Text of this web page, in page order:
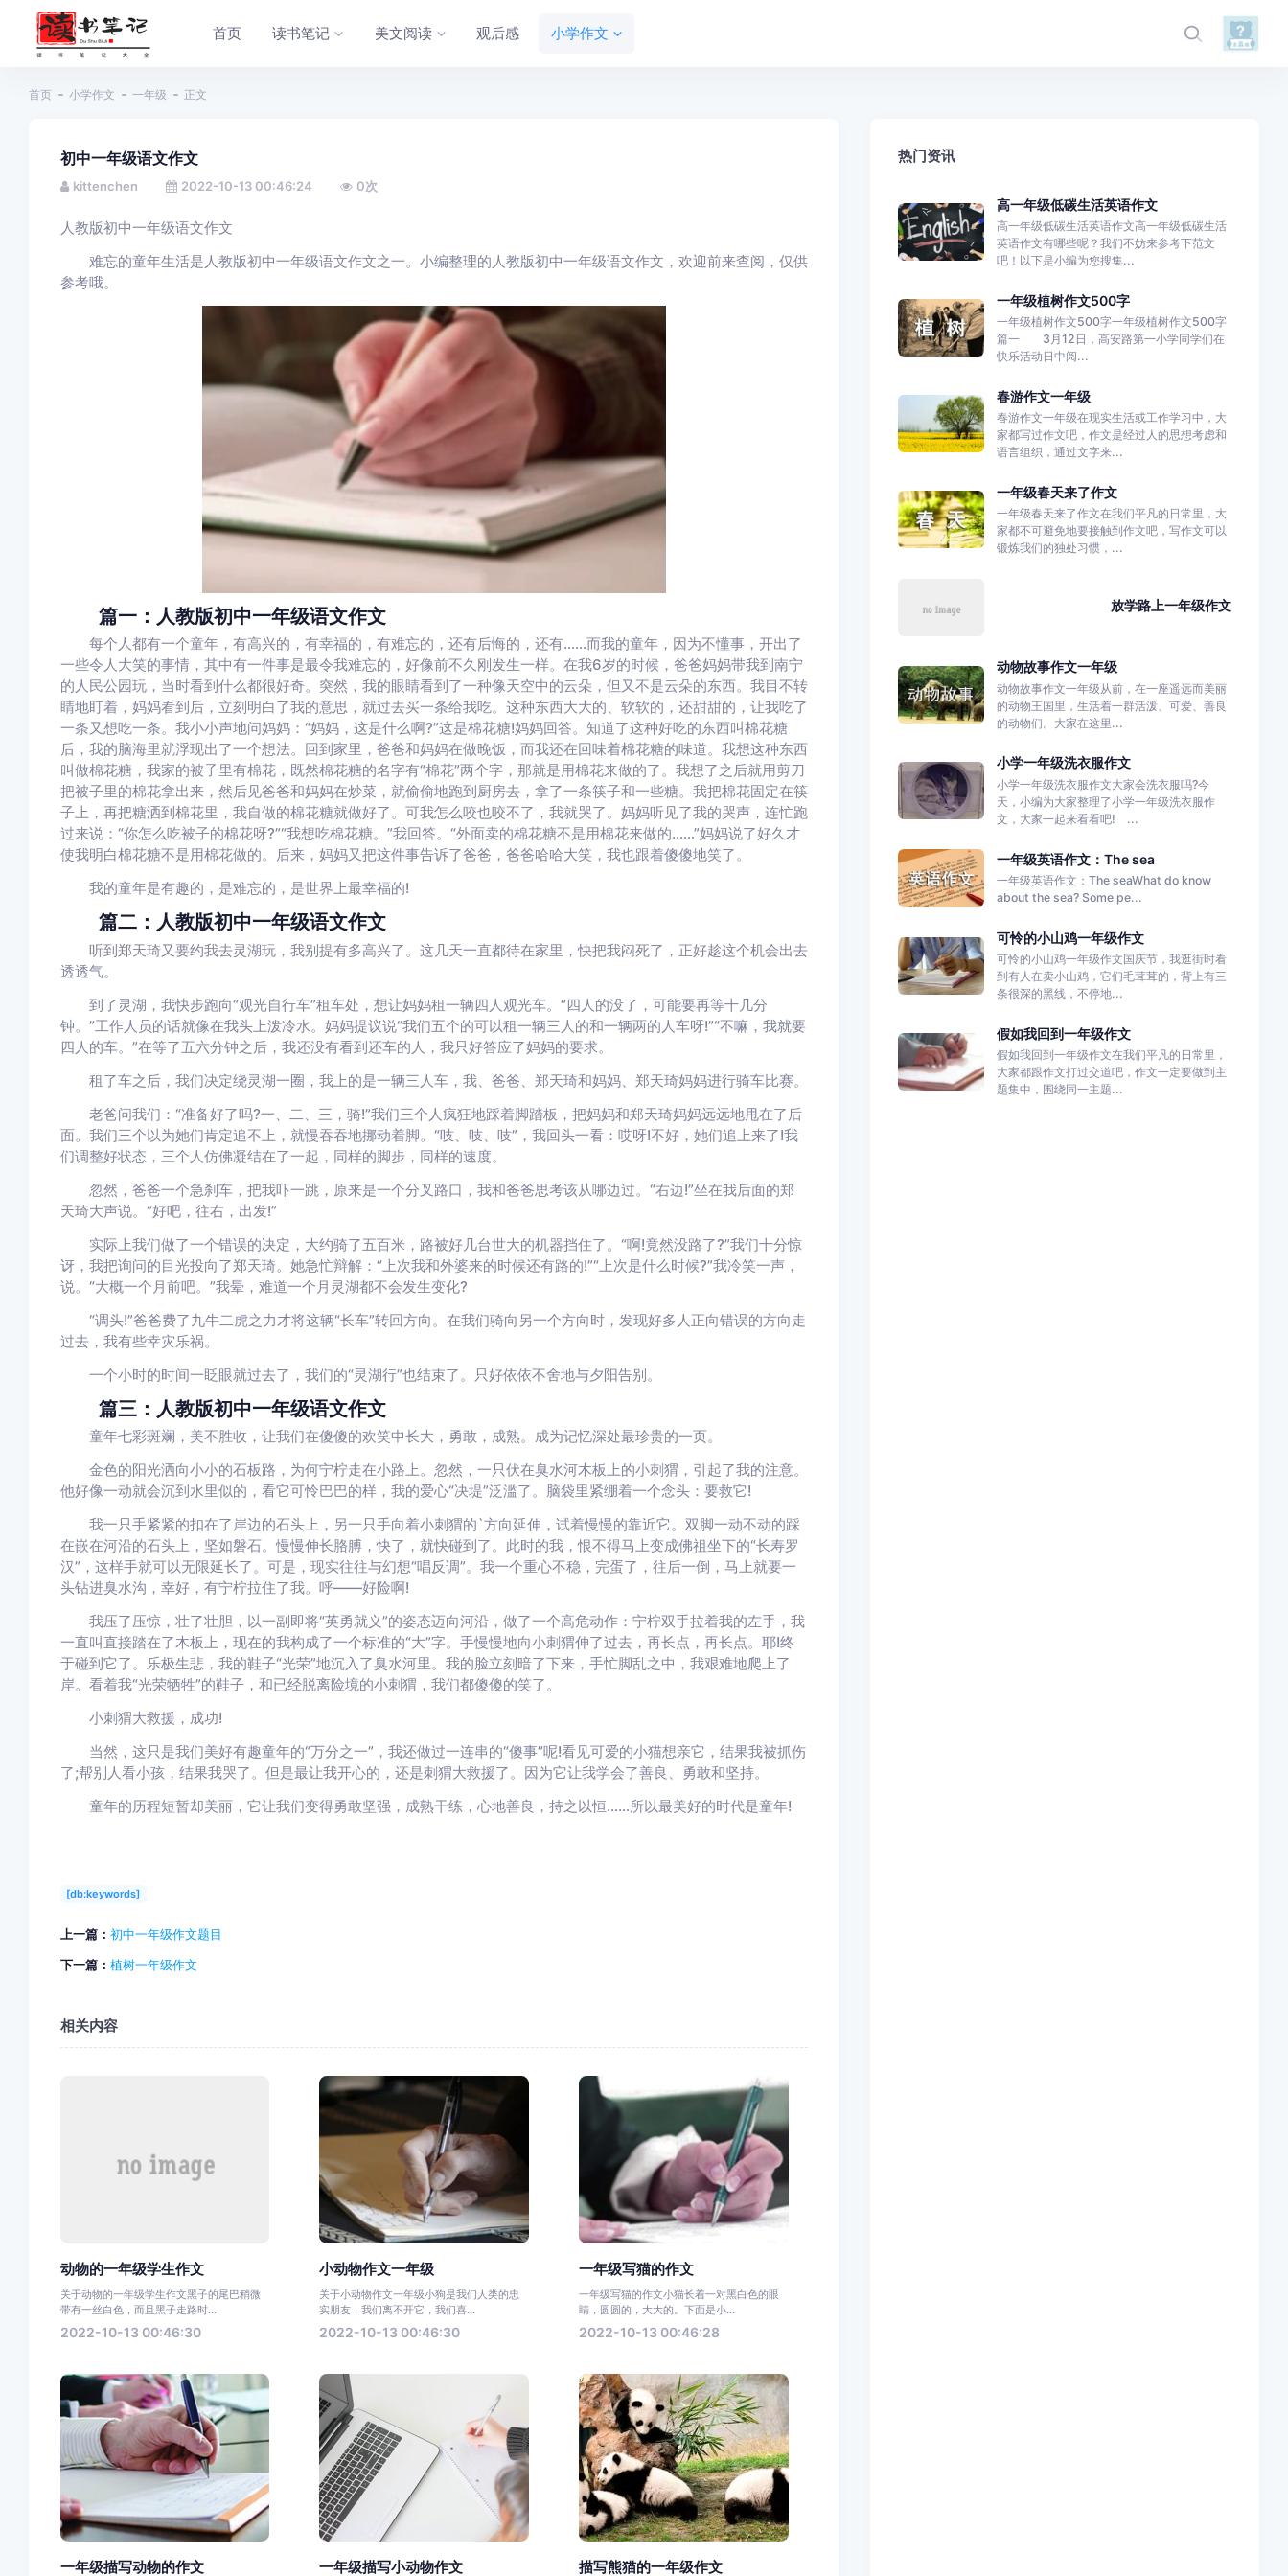
首页 读书笔记 美文阅读 观后感 小学作文
首页 小学作文 一年级 正文
初中一年级语文作文
kittenchen 2022-10-13 00:46:24 0次
人教版初中一年级语文作文
难忘的童年生活是人教版初中一年级语文作文之一。小编整理的人教版初中一年级语文作文，欢迎前来查阅，仅供
参考哦。
篇一：人教版初中一年级语文作文
每个人都有一个童年，有高兴的，有幸福的，有难忘的，还有后悔的，还有……而我的童年，因为不懂事，开出了
一些令人大笑的事情，其中有一件事是最令我难忘的，好像前不久刚发生一样。在我6岁的时候，爸爸妈妈带我到南宁
的人民公园玩，当时看到什么都很好奇。突然，我的眼睛看到了一种像天空中的云朵，但又不是云朵的东西。我目不转
睛地盯着，妈妈看到后，立刻明白了我的意思，就过去买一条给我吃。这种东西大大的、软软的，还甜甜的，让我吃了
一条又想吃一条。我小小声地问妈妈：“妈妈，这是什么啊?”这是棉花糖!妈妈回答。知道了这种好吃的东西叫棉花糖
后，我的脑海里就浮现出了一个想法。回到家里，爸爸和妈妈在做晚饭，而我还在回味着棉花糖的味道。我想这种东西
叫做棉花糖，我家的被子里有棉花，既然棉花糖的名字有“棉花”两个字，那就是用棉花来做的了。我想了之后就用剪刀
把被子里的棉花拿出来，然后见爸爸和妈妈在炒菜，就偷偷地跑到厨房去，拿了一条筷子和一些糖。我把棉花固定在筷
子上，再把糖洒到棉花里，我自做的棉花糖就做好了。可我怎么咬也咬不了，我就哭了。妈妈听见了我的哭声，连忙跑
过来说：“你怎么吃被子的棉花呀?”“我想吃棉花糖。”我回答。“外面卖的棉花糖不是用棉花来做的……”妈妈说了好久才
使我明白棉花糖不是用棉花做的。后来，妈妈又把这件事告诉了爸爸，爸爸哈哈大笑，我也跟着傻傻地笑了。
我的童年是有趣的，是难忘的，是世界上最幸福的!
篇二：人教版初中一年级语文作文
听到郑天琦又要约我去灵湖玩，我别提有多高兴了。这几天一直都待在家里，快把我闷死了，正好趁这个机会出去
透透气。
到了灵湖，我快步跑向“观光自行车”租车处，想让妈妈租一辆四人观光车。“四人的没了，可能要再等十几分
钟。”工作人员的话就像在我头上泼冷水。妈妈提议说“我们五个的可以租一辆三人的和一辆两的人车呀!”“不嘛，我就要
四人的车。”在等了五六分钟之后，我还没有看到还车的人，我只好答应了妈妈的要求。
租了车之后，我们决定绕灵湖一圈，我上的是一辆三人车，我、爸爸、郑天琦和妈妈、郑天琦妈妈进行骑车比赛。
老爸问我们：“准备好了吗?一、二、三，骑!”我们三个人疯狂地踩着脚踏板，把妈妈和郑天琦妈妈远远地甩在了后
面。我们三个以为她们肯定追不上，就慢吞吞地挪动着脚。“吱、吱、吱”，我回头一看：哎呀!不好，她们追上来了!我
们调整好状态，三个人仿佛凝结在了一起，同样的脚步，同样的速度。
忽然，爸爸一个急刹车，把我吓一跳，原来是一个分叉路口，我和爸爸思考该从哪边过。“右边!”坐在我后面的郑
天琦大声说。“好吧，往右，出发!”
实际上我们做了一个错误的决定，大约骑了五百米，路被好几台世大的机器挡住了。“啊!竟然没路了?”我们十分惊
讶，我把询问的目光投向了郑天琦。她急忙辩解：“上次我和外婆来的时候还有路的!”“上次是什么时候?”我冷笑一声，
说。“大概一个月前吧。”我晕，难道一个月灵湖都不会发生变化?
“调头!”爸爸费了九牛二虎之力才将这辆“长车”转回方向。在我们骑向另一个方向时，发现好多人正向错误的方向走
过去，我有些幸灾乐祸。
一个小时的时间一眨眼就过去了，我们的“灵湖行”也结束了。只好依依不舍地与夕阳告别。
篇三：人教版初中一年级语文作文
童年七彩斑斓，美不胜收，让我们在傻傻的欢笑中长大，勇敢，成熟。成为记忆深处最珍贵的一页。
金色的阳光洒向小小的石板路，为何宁柠走在小路上。忽然，一只伏在臭水河木板上的小刺猬，引起了我的注意。
他好像一动就会沉到水里似的，看它可怜巴巴的样，我的爱心“决堤”泛滥了。脑袋里紧绷着一个念头：要救它!
我一只手紧紧的扣在了岸边的石头上，另一只手向着小刺猬的`方向延伸，试着慢慢的靠近它。双脚一动不动的踩
在嵌在河沿的石头上，坚如磐石。慢慢伸长胳膊，快了，就快碰到了。此时的我，恨不得马上变成佛祖坐下的“长寿罗
汉”，这样手就可以无限延长了。可是，现实往往与幻想“唱反调”。我一个重心不稳，完蛋了，往后一倒，马上就要一
头钻进臭水沟，幸好，有宁柠拉住了我。呼——好险啊!
我压了压惊，壮了壮胆，以一副即将“英勇就义”的姿态迈向河沿，做了一个高危动作：宁柠双手拉着我的左手，我
一直叫直接踏在了木板上，现在的我构成了一个标准的“大”字。手慢慢地向小刺猬伸了过去，再长点，再长点。耶!终
于碰到它了。乐极生悲，我的鞋子“光荣”地沉入了臭水河里。我的脸立刻暗了下来，手忙脚乱之中，我艰难地爬上了
岸。看着我“光荣牺牲”的鞋子，和已经脱离险境的小刺猬，我们都傻傻的笑了。
小刺猬大救援，成功!
当然，这只是我们美好有趣童年的“万分之一”，我还做过一连串的“傻事”呢!看见可爱的小猫想亲它，结果我被抓伤
了;帮别人看小孩，结果我哭了。但是最让我开心的，还是刺猬大救援了。因为它让我学会了善良、勇敢和坚持。
童年的历程短暂却美丽，它让我们变得勇敢坚强，成熟干练，心地善良，持之以恒……所以最美好的时代是童年!
[db:keywords]
上一篇： 初中一年级作文题目
下一篇： 植树一年级作文
相关内容
动物的一年级学生作文
关于动物的一年级学生作文黑子的尾巴稍微
带有一丝白色，而且黑子走路时...
2022-10-13 00:46:30
小动物作文一年级
关于小动物作文一年级小狗是我们人类的忠
实朋友，我们离不开它，我们喜...
2022-10-13 00:46:30
一年级写猫的作文
一年级写猫的作文小猫长着一对黑白色的眼
睛，圆圆的，大大的。下面是小...
2022-10-13 00:46:28
一年级描写动物的作文 一年级描写小动物作文 描写熊猫的一年级作文
热门资讯
高一年级低碳生活英语作文
高一年级低碳生活英语作文高一年级低碳生活
英语作文有哪些呢？我们不妨来参考下范文
吧！以下是小编为您搜集...
一年级植树作文500字
一年级植树作文500字一年级植树作文500字
篇一 3月12日，高安路第一小学同学们在
快乐活动日中阅...
春游作文一年级
春游作文一年级在现实生活或工作学习中，大
家都写过作文吧，作文是经过人的思想考虑和
语言组织，通过文字来...
一年级春天来了作文
一年级春天来了作文在我们平凡的日常里，大
家都不可避免地要接触到作文吧，写作文可以
锻炼我们的独处习惯，...
放学路上一年级作文
动物故事作文一年级
动物故事作文一年级从前，在一座遥远而美丽
的动物王国里，生活着一群活泼、可爱、善良
的动物们。大家在这里...
小学一年级洗衣服作文
小学一年级洗衣服作文大家会洗衣服吗?今
天，小编为大家整理了小学一年级洗衣服作
文，大家一起来看看吧! ...
一年级英语作文：The sea
一年级英语作文：The seaWhat do know
about the sea? Some pe...
可怜的小山鸡一年级作文
可怜的小山鸡一年级作文国庆节，我逛街时看
到有人在卖小山鸡，它们毛茸茸的，背上有三
条很深的黑线，不停地...
假如我回到一年级作文
假如我回到一年级作文在我们平凡的日常里，
大家都跟作文打过交道吧，作文一定要做到主
题集中，围绕同一主题...